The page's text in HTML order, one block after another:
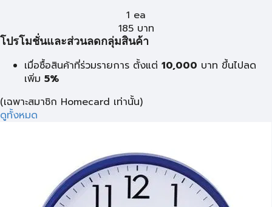
1 ea
185 บาท
โปรโมชั่นและส่วนลดกลุ่มสินค้า
เมื่อซื้อสินค้าที่ร่วมรายการ ตั้งแต่ 10,000 บาท ขึ้นไปลด
เพิ่ม 5%
(เฉพาะสมาชิก Homecard เท่านั้น)
ดูทั้งหมด